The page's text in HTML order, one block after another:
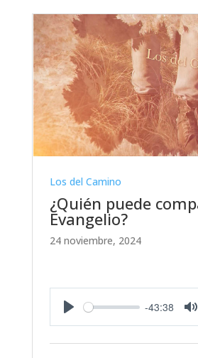
Los del Camino
¿Quién puede
Evangelio?
24 noviembre, 2024
-43:38